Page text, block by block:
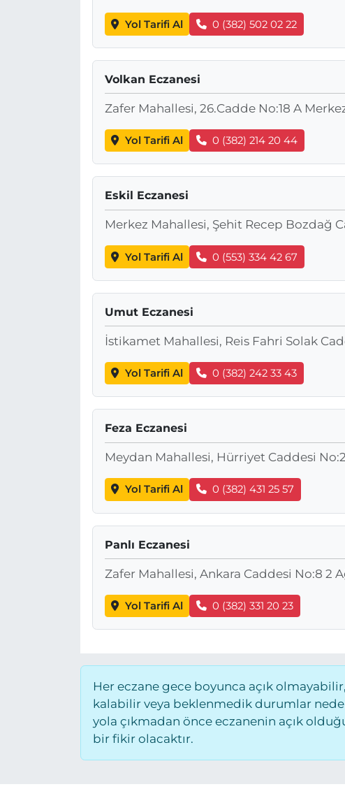
Yol Tarifi Al 0 (382) 502 02 22
Volkan Eczanesi
Zafer Mahallesi, 26.Cadde No:18 A
Yol Tarifi Al 0 (382) 214 20 44
Eskil Eczanesi
Merkez Mahallesi, Şehit Recep Bozdağ
Yol Tarifi Al 0 (553) 334 42 67
Umut Eczanesi
İstikamet Mahallesi, Reis Fahri Solak
Yol Tarifi Al 0 (382) 242 33 43
Feza Eczanesi
Meydan Mahallesi, Hürriyet Caddesi
Yol Tarifi Al 0 (382) 431 25 57
Panlı Eczanesi
Zafer Mahallesi, Ankara Caddesi No:8 2
Yol Tarifi Al 0 (382) 331 20 23
Her eczane gece boyunca açık
kalabilir veya beklenmedik durumlar
yola çıkmadan önce eczanenin açık
bir fikir olacaktır.